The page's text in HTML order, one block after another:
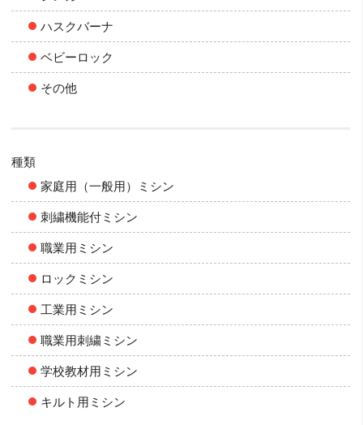
ハスクバーナ
ベビーロック
その他
種類
家庭用（一般用）ミシン
刺繍機能付ミシン
職業用ミシン
ロックミシン
工業用ミシン
職業用刺繍ミシン
学校教材用ミシン
キルト用ミシン